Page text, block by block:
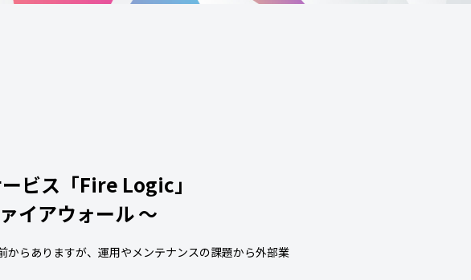
ビス「Fire Logic」
イアウォール ～
らありますが、運用やメンテナンスの課題から外部業